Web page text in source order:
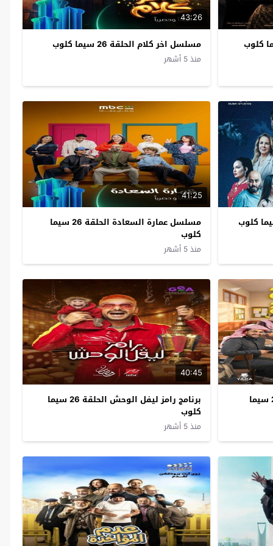
43:26
مسلسل اخر كلام الحلقة 26 سيما كلوب
منذ 5 أشهر
41:25
مسلسل عمارة السعادة الحلقة 26 سيما
كلوب
منذ 5 أشهر
مسلسل الحصة الاخيرة الحلقة 26 سيما
40:45
برنامج رامز ليفل الوحش الحلقة 26 سيما
كلوب
منذ 5 أشهر